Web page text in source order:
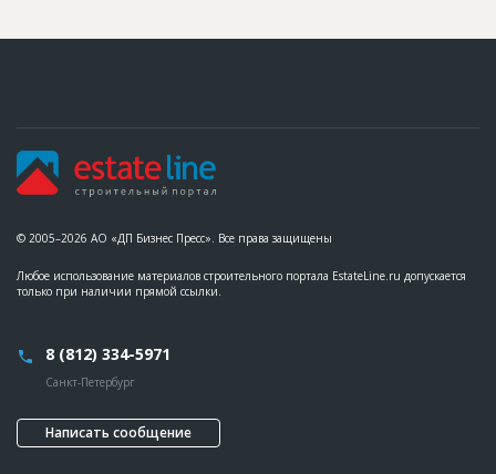
© 2005–2026 АО «ДП Бизнес Пресс». Все права защищены
Любое использование материалов строительного портала EstateLine.ru допускается
только при наличии прямой ссылки.
8 (812) 334-5971
Санкт-Петербург
Написать сообщение